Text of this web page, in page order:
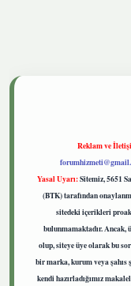
Reklam ve
Yasal Uyarı:Sitemiz, 5651
(BTK) tarafından
sitedeki içerikleri
bulunmamaktadır. Ancak,
olup, siteye üye olarak bu
bir marka, kurum veya şahıs
kendi hazırladığımız